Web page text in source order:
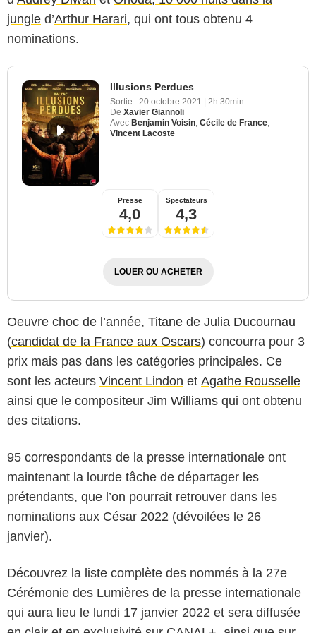
jungle d’Arthur Harari, qui ont tous obtenu 4
nominations.
Illusions Perdues
Sortie : 20 octobre 2021 | 2h 30min
De Xavier Giannoli
Avec Benjamin Voisin Cécile de France
Vincent Lacoste
Presse
4,0
Spectateurs
4,3
LOUER OU ACHETER
Oeuvre choc de l’année, Titane de Julia Ducournau
(candidat de la France aux Oscars) concourra pour 3
prix mais pas dans les catégories principales. Ce
sont les acteurs Vincent Lindon et Agathe Rousselle
ainsi que le compositeur Jim Williams qui ont obtenu
des citations.
95 correspondants de la presse internationale ont
maintenant la lourde tâche de départager les
prétendants, que l’on pourrait retrouver dans les
nominations aux César 2022 (dévoilées le 26
janvier).
Découvrez la liste complète des nommés à la 27e
Cérémonie des Lumières de la presse internationale
qui aura lieu le lundi 17 janvier 2022 et sera diffusée